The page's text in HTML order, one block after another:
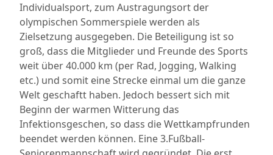
Individualsport, zum Austragungsort der
olympischen Sommerspiele werden als
Zielsetzung ausgegeben. Die Beteiligung ist so
groß, dass die Mitglieder und Freunde des Sports
weit über 40.000 km (per Rad, Jogging, Walking
etc.) und somit eine Strecke einmal um die ganze
Welt geschaftt haben. Jedoch bessert sich mit
Beginn der warmen Witterung das
Infektionsgeschen, so dass die Wettkampfrunden
beendet werden können. Eine 3.Fußball-